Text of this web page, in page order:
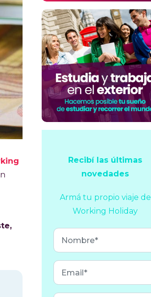
Recibí las últimas
novedades
Armá tu propio viaje de
Working Holiday